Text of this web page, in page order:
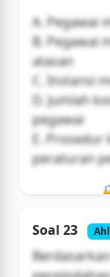
A. Pegawai
B. Pegawai
atasan
C. Instansi
D. Jumlah
pegawai
E. Prosedur
peraturan
Soal 23